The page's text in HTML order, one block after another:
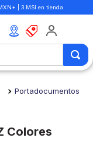
| 3 MSI en tienda
Portadocumentos
Colores